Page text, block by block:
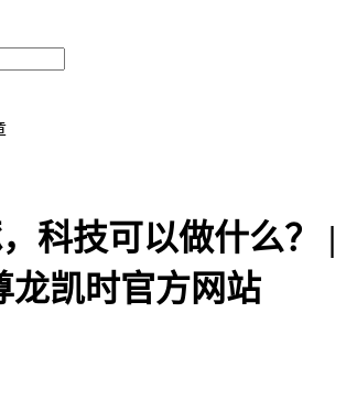
科技可以做什么？ |
龙凯时官方网站